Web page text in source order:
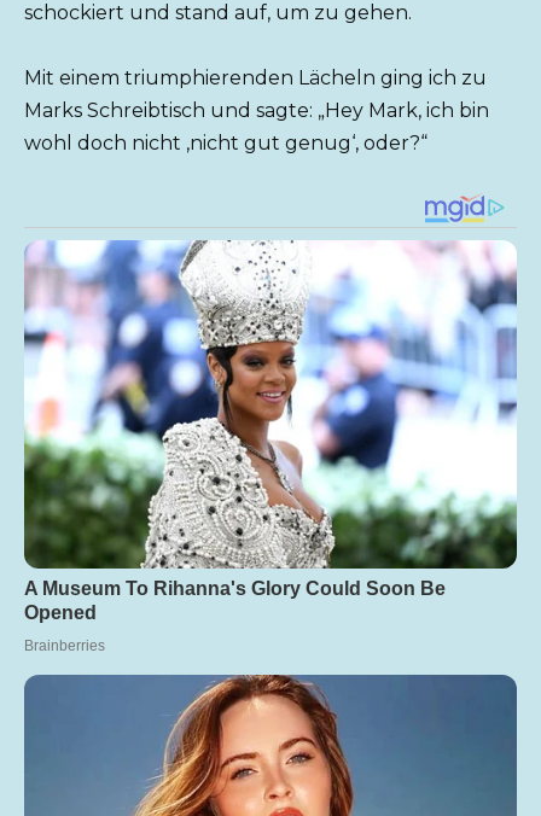
schockiert und stand auf, um zu gehen.
Mit einem triumphierenden Lächeln ging ich zu
Marks Schreibtisch und sagte: „Hey Mark, ich bin
wohl doch nicht ‚nicht gut genug‘, oder?“